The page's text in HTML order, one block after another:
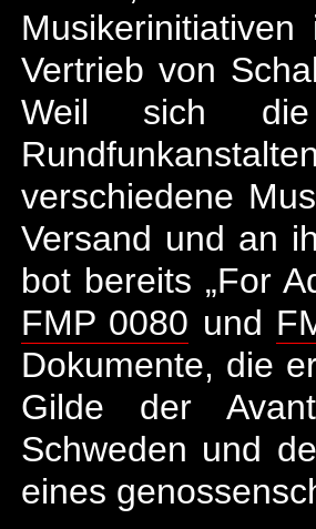
Vertrieb von
Weil sich die
verschiedene
Versand und an
bot bereits „For
FMP 0080 und
Dokumente, die
Gilde der
Schweden und
eines